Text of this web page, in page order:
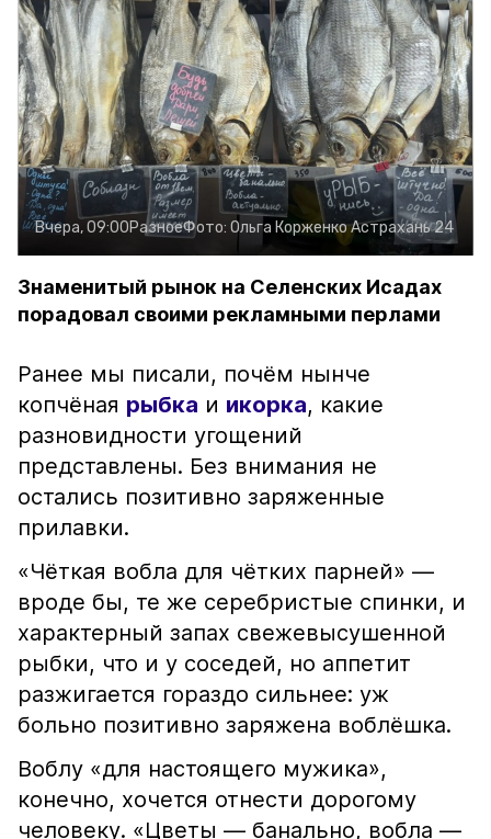
Вчера, 09:00РазноеФото: Ольга КорженкоАстрахань 24
Знаменитый рынок на Селенских Исадах
порадовал своими рекламными перлами
Ранее мы писали, почём нынче
копчёная рыбка и икорка, какие
разновидности угощений
представлены. Без внимания не
остались позитивно заряженные
прилавки.
«Чёткая вобла для чётких парней» —
вроде бы, те же серебристые спинки, и
характерный запах свежевысушенной
рыбки, что и у соседей, но аппетит
разжигается гораздо сильнее: уж
больно позитивно заряжена воблёшка.
Воблу «для настоящего мужика»,
конечно, хочется отнести дорогому
человеку. «Цветы — банально, вобла —